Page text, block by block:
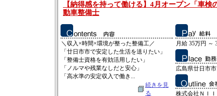
【納得感を持って働ける】4月オープン「車検
動車整備士
＼収入×時間×環境が整った整備工／
「廿日市市で安定した生活を送りたい」
「整備士資格を有効活用したい」
「ノルマや残業なしだと安心」
「高水準の安定収入で働き...
続きを見
る
月給 35万円 ～
広島県廿日市
株式会社ＮＩ